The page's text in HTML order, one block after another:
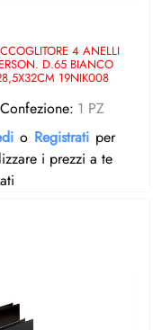
4 ANELLI
D.65 BIANCO
19NIK008
Confezione: 1 PZ
o Registrati per
i prezzi a te